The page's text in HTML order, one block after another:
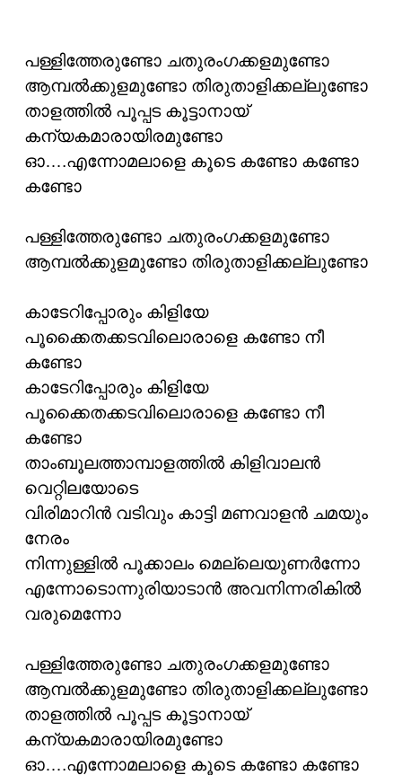
പള്ളിത്തേരുണ്ടോ ചതുരംഗക്കളമുണ്ടോ
ആമ്പല്‍ക്കുളമുണ്ടോ തിരുതാളിക്കല്ലുണ്ടോ
താളത്തില്‍ പൂപ്പട കൂട്ടാനായ്
കന്യകമാരായിരമുണ്ടോ
ഓ….എന്നോമലാളെ കൂടെ കണ്ടോ കണ്ടോ
കണ്ടോ
പള്ളിത്തേരുണ്ടോ ചതുരംഗക്കളമുണ്ടോ
ആമ്പല്‍ക്കുളമുണ്ടോ തിരുതാളിക്കല്ലുണ്ടോ
കാടേറിപ്പോരും കിളിയേ
പൂക്കൈതക്കടവിലൊരാളെ കണ്ടോ നീ
കണ്ടോ
കാടേറിപ്പോരും കിളിയേ
പൂക്കൈതക്കടവിലൊരാളെ കണ്ടോ നീ
കണ്ടോ
താംബൂലത്താമ്പാളത്തില്‍ കിളിവാലന്‍
വെറ്റിലയോടെ
വിരിമാറിന്‍ വടിവും കാട്ടി മണവാളന്‍ ചമയും
നേരം
നിന്നുള്ളില്‍ പൂക്കാലം മെല്ലെയുണര്‍ന്നോ
എന്നോടൊന്നുരിയാടാന്‍ അവനിന്നരികില്‍
വരുമെന്നോ
പള്ളിത്തേരുണ്ടോ ചതുരംഗക്കളമുണ്ടോ
ആമ്പല്‍ക്കുളമുണ്ടോ തിരുതാളിക്കല്ലുണ്ടോ
താളത്തില്‍ പൂപ്പട കൂട്ടാനായ്
കന്യകമാരായിരമുണ്ടോ
ഓ….എന്നോമലാളെ കൂടെ കണ്ടോ കണ്ടോ